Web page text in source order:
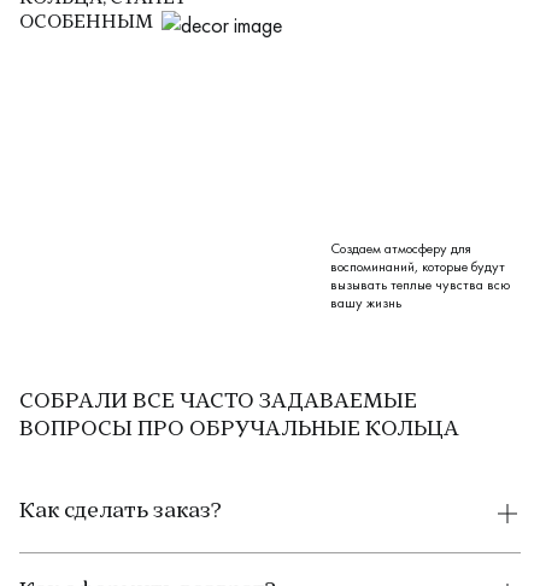
ОСОБЕННЫМ
Создаем атмосферу для
воспоминаний, которые будут
вызывать теплые чувства всю
вашу жизнь
СОБРАЛИ ВСЕ ЧАСТО ЗАДАВАЕМЫЕ
ВОПРОСЫ ПРО ОБРУЧАЛЬНЫЕ КОЛЬЦА
Как сделать заказ?